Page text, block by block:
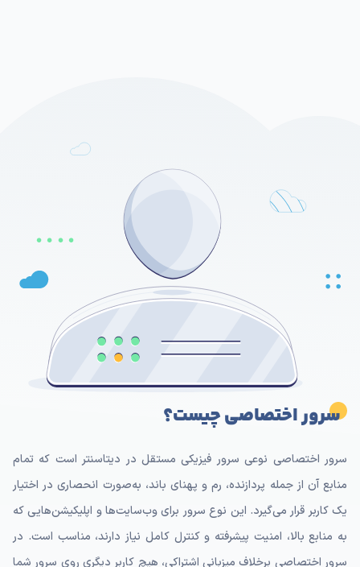
سرور اختصاصی چیست؟
سرور اختصاصی نوعی سرور فیزیکی مستقل در دیتاسنتر است که تمام
منابع آن از جمله پردازنده، رم و پهنای باند، به‌صورت انحصاری در اختیار
یک کاربر قرار می‌گیرد. این نوع سرور برای وب‌سایت‌ها و اپلیکیشن‌هایی که
به منابع بالا، امنیت پیشرفته و کنترل کامل نیاز دارند، مناسب است. در
سرور اختصاصی برخلاف میزبانی اشتراکی، هیچ کاربر دیگری روی سرور شما